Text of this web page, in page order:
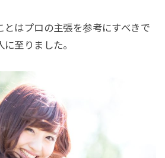
とはプロの主張を参考にすべきで
至りました。